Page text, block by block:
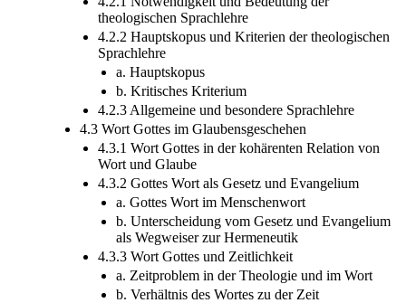
theologischen Sprachlehre
4.2.2 Hauptskopus und Kriterien der theologischen
Sprachlehre
a. Hauptskopus
b. Kritisches Kriterium
4.2.3 Allgemeine und besondere Sprachlehre
4.3 Wort Gottes im Glaubensgeschehen
4.3.1 Wort Gottes in der kohärenten Relation von
Wort und Glaube
4.3.2 Gottes Wort als Gesetz und Evangelium
a. Gottes Wort im Menschenwort
b. Unterscheidung vom Gesetz und Evangelium
als Wegweiser zur Hermeneutik
4.3.3 Wort Gottes und Zeitlichkeit
a. Zeitproblem in der Theologie und im Wort
b. Verhältnis des Wortes zu der Zeit